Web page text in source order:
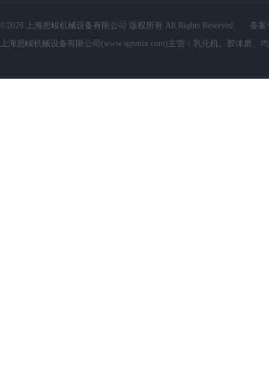
©2026 上海思峻机械设备有限公司 版权所有 All Rights Reserved.
备案
上海思峻机械设备有限公司(www.sgnmix.com)主营：乳化机、胶体磨